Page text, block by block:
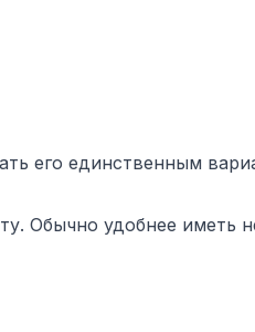
его единственным
Обычно удобнее иметь